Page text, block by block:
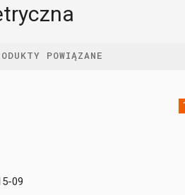
POWIĄZANE
09